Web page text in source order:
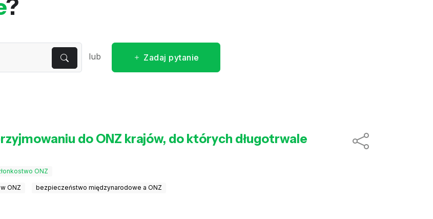
?
lub Zadaj pytanie
do ONZ krajów, do których długotrwale
ONZ
ONZ bezpieczeństwo międzynarodowe a ONZ